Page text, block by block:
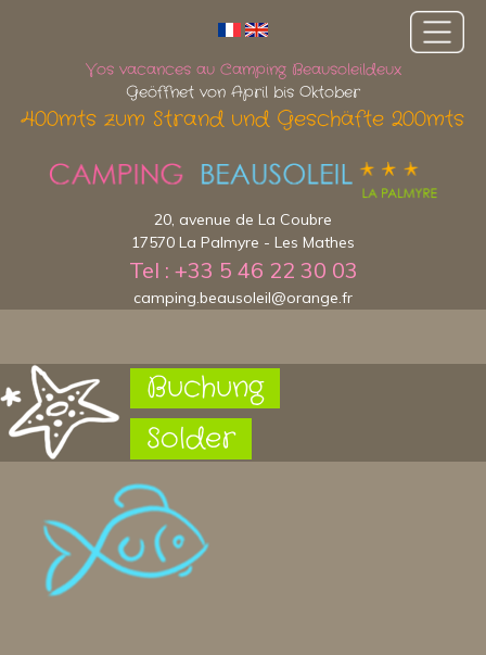
Buchung
Solder
Vos vacances au Camping Beausoleildeux
Geöffnet von April bis Oktober
400mts zum Strand und Geschäfte 200mts
20, avenue de La Coubre
17570 La Palmyre - Les Mathes
Tel : +33 5 46 22 30 03
camping.beausoleil@orange.fr